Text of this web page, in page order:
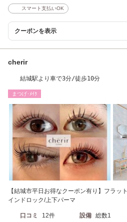
スマート支払いOK
クーポンを表示
cherir
結城駅より車で3分/徒歩10分
まつげ･ﾒｲｸ
【結城市平日お得なクーポン有り】フラッ
インドロック/上下パーマ
口コミ 12件 設備 総数1